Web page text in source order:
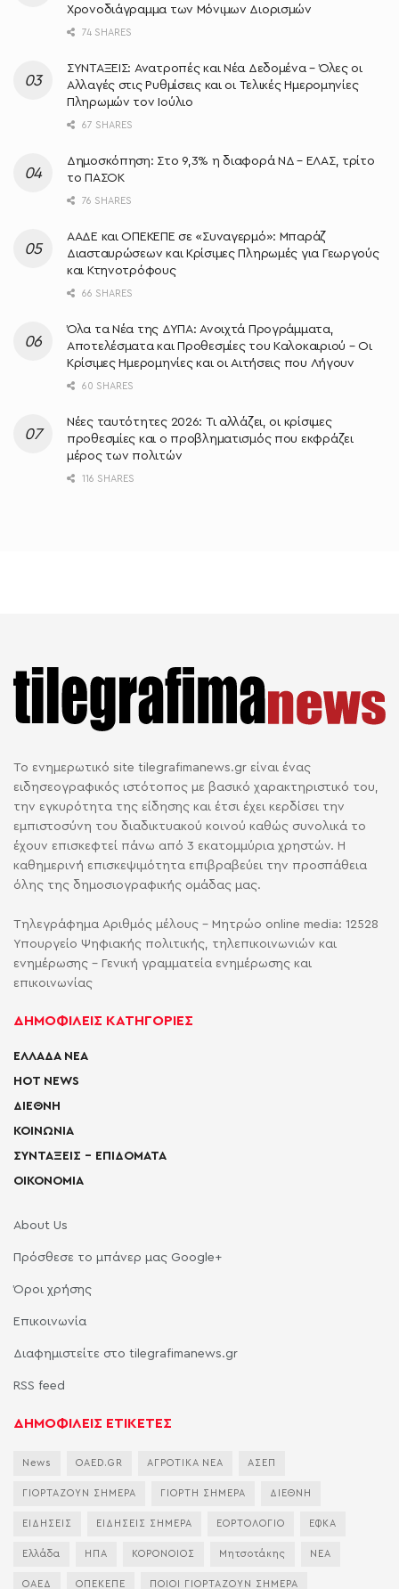
Χρονοδιάγραμμα των Μόνιμων Διορισμών
74 SHARES
ΣΥΝΤΑΞΕΙΣ: Ανατροπές και Νέα Δεδομένα – Όλες οι
Αλλαγές στις Ρυθμίσεις και οι Τελικές Ημερομηνίες
Πληρωμών τον Ιούλιο
67 SHARES
Δημοσκόπηση: Στο 9,3% η διαφορά ΝΔ – ΕΛΑΣ, τρίτο
το ΠΑΣΟΚ
76 SHARES
ΑΑΔΕ και ΟΠΕΚΕΠΕ σε «Συναγερμό»: Μπαράζ
Διασταυρώσεων και Κρίσιμες Πληρωμές για Γεωργούς
και Κτηνοτρόφους
66 SHARES
Όλα τα Νέα της ΔΥΠΑ: Ανοιχτά Προγράμματα,
Αποτελέσματα και Προθεσμίες του Καλοκαιριού – Οι
Κρίσιμες Ημερομηνίες και οι Αιτήσεις που Λήγουν
60 SHARES
Νέες ταυτότητες 2026: Τι αλλάζει, οι κρίσιμες
προθεσμίες και ο προβληματισμός που εκφράζει
μέρος των πολιτών
116 SHARES
Το ενημερωτικό site tilegrafimanews.gr είναι ένας
ειδησεογραφικός ιστότοπος με βασικό χαρακτηριστικό του,
την εγκυρότητα της είδησης και έτσι έχει κερδίσει την
εμπιστοσύνη του διαδικτυακού κοινού καθώς συνολικά το
έχουν επισκεφτεί πάνω από 3 εκατομμύρια χρηστών. Η
καθημερινή επισκεψιμότητα επιβραβεύει την προσπάθεια
όλης της δημοσιογραφικής ομάδας μας.
Τηλεγράφημα Αριθμός μέλους - Μητρώο online media: 12528
Υπουργείο Ψηφιακής πολιτικής, τηλεπικοινωνιών και
ενημέρωσης - Γενική γραμματεία ενημέρωσης και
επικοινωνίας
ΔΗΜΟΦΙΛΕΙΣ ΚΑΤΗΓΟΡΙΕΣ
ΕΛΛΑΔΑ ΝΕΑ
HOT NEWS
ΔΙΕΘΝΗ
ΚΟΙΝΩΝΙΑ
ΣΥΝΤΑΞΕΙΣ – ΕΠΙΔΟΜΑΤΑ
ΟΙΚΟΝΟΜΙΑ
About Us
Πρόσθεσε το μπάνερ μας Google+
Όροι χρήσης
Επικοινωνία
Διαφημιστείτε στο tilegrafimanews.gr
RSS feed
ΔΗΜΟΦΙΛΕΙΣ ΕΤΙΚΕΤΕΣ
News OAED.GR ΑΓΡΟΤΙΚΑ ΝΕΑ ΑΣΕΠ
ΓΙΟΡΤΑΖΟΥΝ ΣΗΜΕΡΑ ΓΙΟΡΤΗ ΣΗΜΕΡΑ ΔΙΕΘΝΗ
ΕΙΔΗΣΕΙΣ ΕΙΔΗΣΕΙΣ ΣΗΜΕΡΑ ΕΟΡΤΟΛΟΓΙΟ ΕΦΚΑ
Ελλάδα ΗΠΑ ΚΟΡΟΝΟΙΟΣ Μητσοτάκης ΝΕΑ
ΟΑΕΔ ΟΠΕΚΕΠΕ ΠΟΙΟΙ ΓΙΟΡΤΑΖΟΥΝ ΣΗΜΕΡΑ